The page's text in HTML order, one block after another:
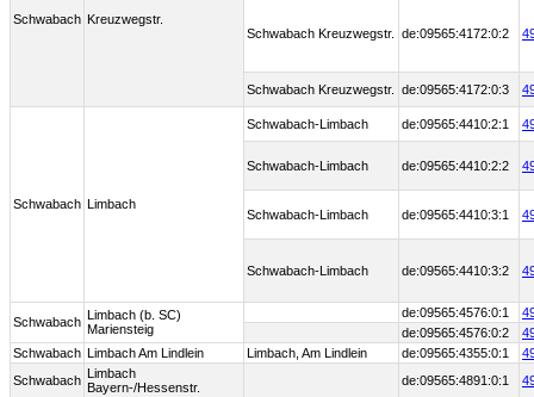
Schwabach Kreuzwegstr.
Schwabach Kreuzwegstr. de:09565:4172:0:2
Schwabach Kreuzwegstr. de:09565:4172:0:3
Schwabach Limbach
Schwabach-Limbach de:09565:4410:2:1
Schwabach-Limbach de:09565:4410:2:2
Schwabach-Limbach de:09565:4410:3:1
Schwabach-Limbach de:09565:4410:3:2
Schwabach
Limbach (b. SC)
Mariensteig
de:09565:4576:0:1
de:09565:4576:0:2
Schwabach
Limbach Am Lindlein Limbach, Am Lindlein de:09565:4355:0:1
Schwabach
Limbach
Bayern-/Hessenstr.
de:09565:4891:0:1